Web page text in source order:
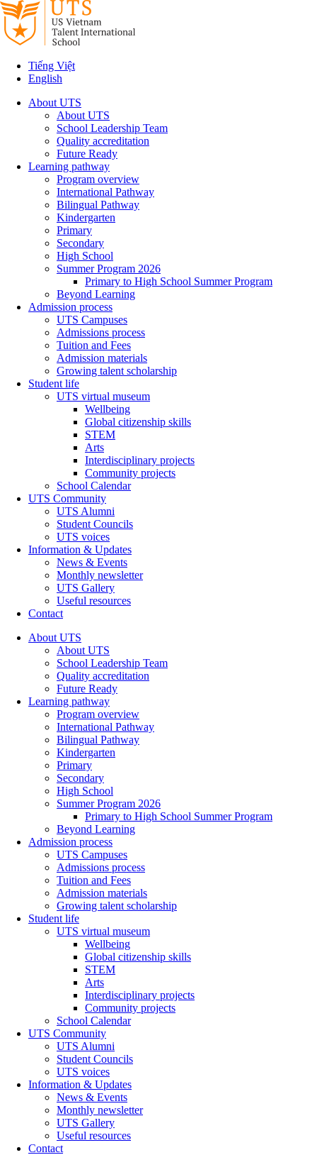
Tiếng Việt
English
About UTS
About UTS
School Leadership Team
Quality accreditation
Future Ready
Learning pathway
Program overview
International Pathway
Bilingual Pathway
Kindergarten
Primary
Secondary
High School
Summer Program 2026
Primary to High School Summer Program
Beyond Learning
Admission process
UTS Campuses
Admissions process
Tuition and Fees
Admission materials
Growing talent scholarship
Student life
UTS virtual museum
Wellbeing
Global citizenship skills
STEM
Arts
Interdisciplinary projects
Community projects
School Calendar
UTS Community
UTS Alumni
Student Councils
UTS voices
Information & Updates
News & Events
Monthly newsletter
UTS Gallery
Useful resources
Contact
About UTS
About UTS
School Leadership Team
Quality accreditation
Future Ready
Learning pathway
Program overview
International Pathway
Bilingual Pathway
Kindergarten
Primary
Secondary
High School
Summer Program 2026
Primary to High School Summer Program
Beyond Learning
Admission process
UTS Campuses
Admissions process
Tuition and Fees
Admission materials
Growing talent scholarship
Student life
UTS virtual museum
Wellbeing
Global citizenship skills
STEM
Arts
Interdisciplinary projects
Community projects
School Calendar
UTS Community
UTS Alumni
Student Councils
UTS voices
Information & Updates
News & Events
Monthly newsletter
UTS Gallery
Useful resources
Contact